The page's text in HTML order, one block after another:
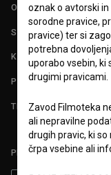
O PROJEKTU
STATISTIKA
KONTAKT
POGOSTA VPRAŠANJA
TEST
PRIJAVITE SE NA BSF
oznak o avtorski
sorodne pravice,
pravice) ter si
potrebna
uporabo vsebin, ki
drugimi pravicami.
Zavod Filmoteka
ali nepravilne
drugih pravic, ki
črpa vsebine ali